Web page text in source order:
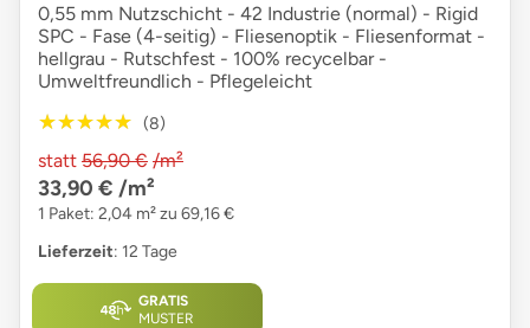
0,55 mm Nutzschicht - 42 Industrie (normal) - Rigid
SPC - Fase (4-seitig) - Fliesenoptik - Fliesenformat -
hellgrau - Rutschfest - 100% recycelbar -
Umweltfreundlich - Pflegeleicht
★★★★★
★★★★★ (8)
statt 56,90 € /m²
33,90 € /m²
1 Paket: 2,04 m² zu 69,16 €
Lieferzeit: 12 Tage
GRATIS
MUSTER